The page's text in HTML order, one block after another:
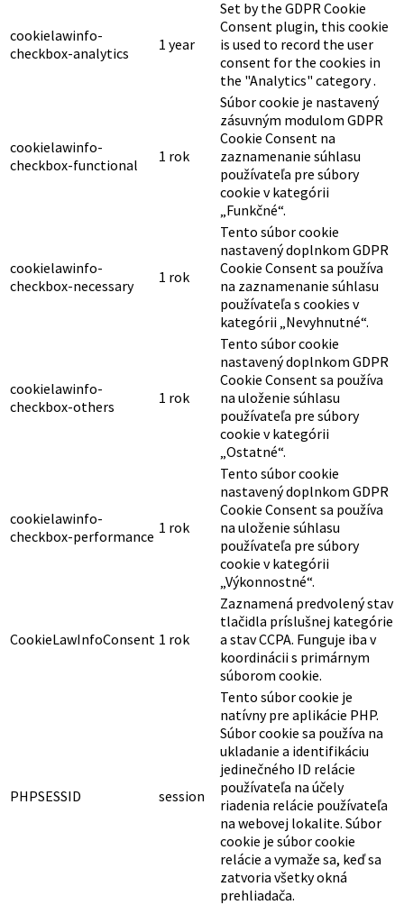
cookielawinfo-
checkbox-analytics
1 year
Set by the GDPR Cookie
Consent plugin, this cookie
is used to record the user
consent for the cookies in
the "Analytics" category .
cookielawinfo-
checkbox-functional
1 rok
Súbor cookie je nastavený
zásuvným modulom GDPR
Cookie Consent na
zaznamenanie súhlasu
používateľa pre súbory
cookie v kategórii
„Funkčné“.
cookielawinfo-
checkbox-necessary
1 rok
Tento súbor cookie
nastavený doplnkom GDPR
Cookie Consent sa používa
na zaznamenanie súhlasu
používateľa s cookies v
kategórii „Nevyhnutné“.
cookielawinfo-
checkbox-others
1 rok
Tento súbor cookie
nastavený doplnkom GDPR
Cookie Consent sa používa
na uloženie súhlasu
používateľa pre súbory
cookie v kategórii
„Ostatné“.
cookielawinfo-
checkbox-performance 1 rok
Tento súbor cookie
nastavený doplnkom GDPR
Cookie Consent sa používa
na uloženie súhlasu
používateľa pre súbory
cookie v kategórii
„Výkonnostné“.
CookieLawInfoConsent 1 rok
Zaznamená predvolený stav
tlačidla príslušnej kategórie
a stav CCPA. Funguje iba v
koordinácii s primárnym
súborom cookie.
PHPSESSID session
Tento súbor cookie je
natívny pre aplikácie PHP.
Súbor cookie sa používa na
ukladanie a identifikáciu
jedinečného ID relácie
používateľa na účely
riadenia relácie používateľa
na webovej lokalite. Súbor
cookie je súbor cookie
relácie a vymaže sa, keď sa
zatvoria všetky okná
prehliadača.